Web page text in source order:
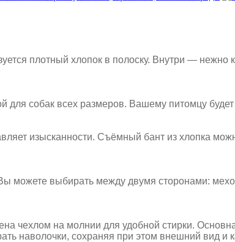
плотный хлопок в полоску. Внутри —
для собак всех размеров. Вашему питомцу
изысканности. Съёмный бант из хлопка
можете выбирать между двумя сторонами:
чехлом на молнии для удобной стирки.
наволочки, сохраняя при этом внешний вид и